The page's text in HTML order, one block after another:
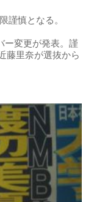
謹慎となる。
ー変更が発表。謹
藤里奈が選抜から